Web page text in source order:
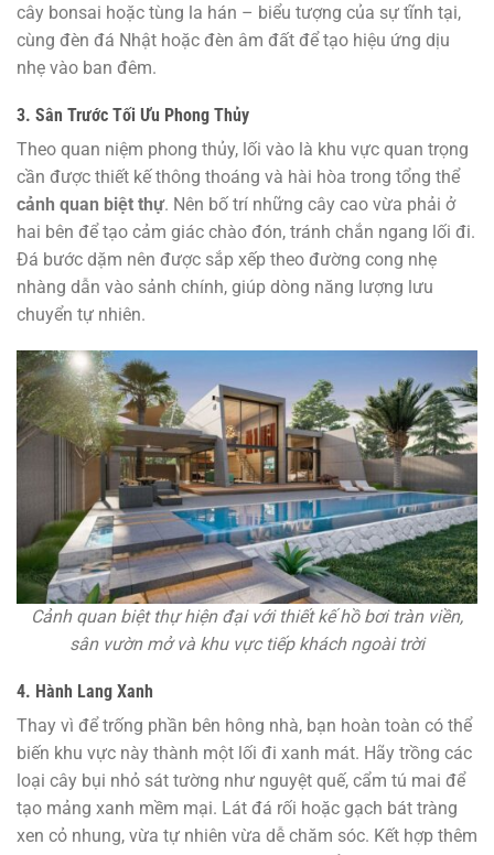
cây bonsai hoặc tùng la hán – biểu tượng của sự tĩnh tại,
cùng đèn đá Nhật hoặc đèn âm đất để tạo hiệu ứng dịu
nhẹ vào ban đêm.
3. Sân Trước Tối Ưu Phong Thủy
Theo quan niệm phong thủy, lối vào là khu vực quan trọng
cần được thiết kế thông thoáng và hài hòa trong tổng thể
cảnh quan biệt thự. Nên bố trí những cây cao vừa phải ở
hai bên để tạo cảm giác chào đón, tránh chắn ngang lối đi.
Đá bước dặm nên được sắp xếp theo đường cong nhẹ
nhàng dẫn vào sảnh chính, giúp dòng năng lượng lưu
chuyển tự nhiên.
Cảnh quan biệt thự hiện đại với thiết kế hồ bơi tràn viền,
sân vườn mở và khu vực tiếp khách ngoài trời
4. Hành Lang Xanh
Thay vì để trống phần bên hông nhà, bạn hoàn toàn có thể
biến khu vực này thành một lối đi xanh mát. Hãy trồng các
loại cây bụi nhỏ sát tường như nguyệt quế, cẩm tú mai để
tạo mảng xanh mềm mại. Lát đá rối hoặc gạch bát tràng
xen cỏ nhung, vừa tự nhiên vừa dễ chăm sóc. Kết hợp thêm